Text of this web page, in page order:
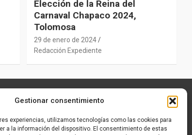
Gestionar consentimiento
experiencias, utilizamos tecnologías como las cookies para
a la información del dispositivo. El consentimiento de estas
Elección de la Reina del
Carnaval Chapaco 2024,
Tolomosa
29 de enero de 2024
Redacción Expediente